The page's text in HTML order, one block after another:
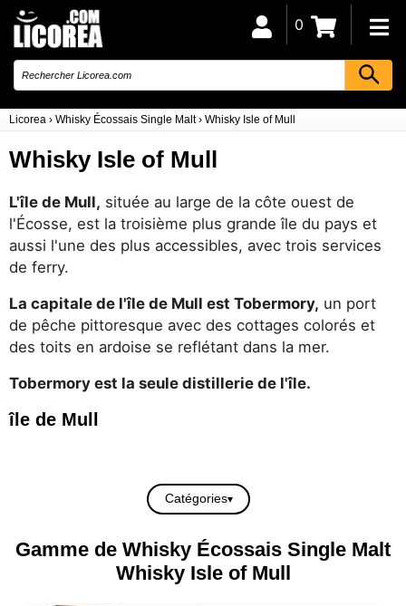
Licorea › Whisky Écossais Single Malt› Whisky Isle of Mull
0
Whisky Isle of Mull
L'île de Mull, située au large de la côte ouest de
l'Écosse, est la troisième plus grande île du pays et
aussi l'une des plus accessibles, avec trois services
de ferry.
La capitale de l'île de Mull est Tobermory, un port
de pêche pittoresque avec des cottages colorés et
des toits en ardoise se reflétant dans la mer.
Tobermory est la seule distillerie de l'île.
île de Mull
Catégories
Gamme de Whisky Écossais Single Malt
Whisky Isle of Mull